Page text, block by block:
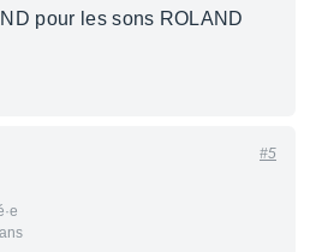
pour les sons ROLAND
#5